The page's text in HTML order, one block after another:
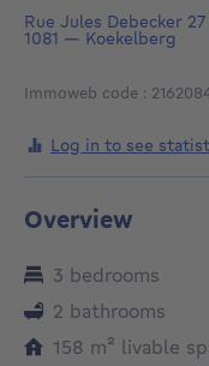
Rue Jules Debecker 27
1081 — Koekelberg
Immoweb code :
Log in to see
Overview
3 bedrooms
2 bathrooms
158 m² square
livable